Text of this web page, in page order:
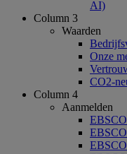
AI)
Column 3
Waarden
Onze
CO2-
Column 4
Aanmelden